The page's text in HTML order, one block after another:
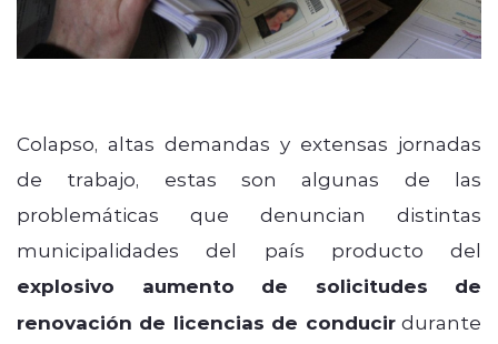
Colapso, altas demandas y extensas jornadas
de trabajo, estas son algunas de las
problemáticas que denuncian distintas
municipalidades del país producto del
explosivo aumento de solicitudes de
renovación de licencias de conducirdurante